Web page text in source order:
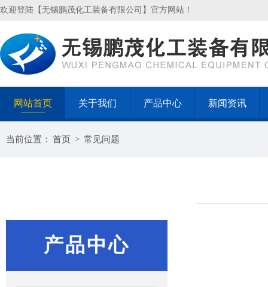
欢迎登陆【无锡鹏茂化工装备有限公司】官方网站！
网站首页 关于我们 产品中心 新闻资讯
当前位置： 首页 > 常见问题
产品中心